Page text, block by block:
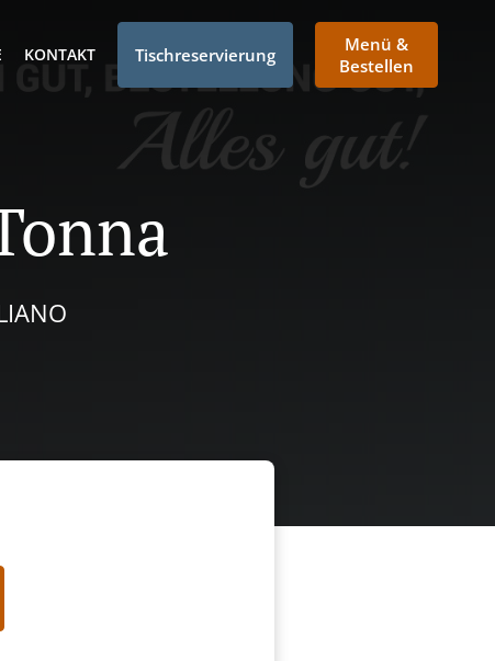
KONTAKT Tischreservierung
Menü &
Bestellen